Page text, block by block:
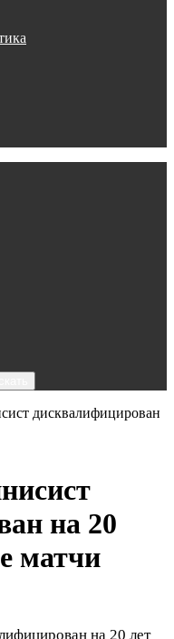
дисквалифицирован
на 20
матчи